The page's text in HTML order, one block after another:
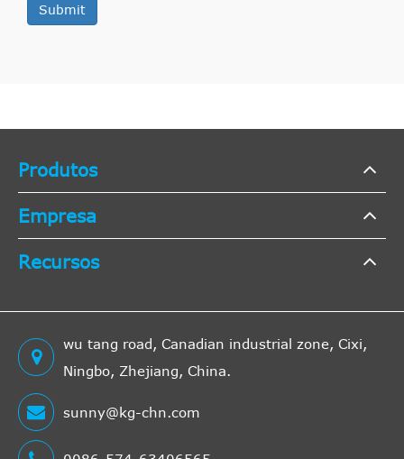
Submit
Produtos
Empresa
Recursos
wu tang road, Canadian industrial zone, Cixi,
Ningbo, Zhejiang, China.
sunny@kg-chn.com